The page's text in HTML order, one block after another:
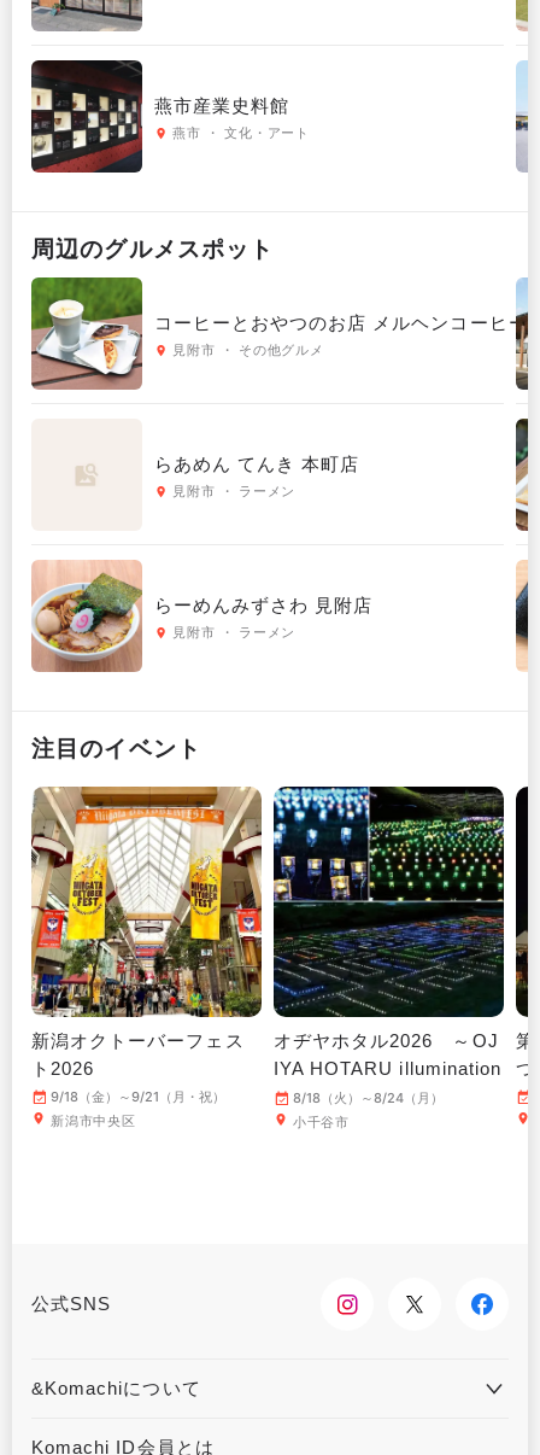
燕市産業史料館
燕市 ・ 文化・アート
周辺のグルメスポット
コーヒーとおやつのお店 メルヘンコーヒー
見附市 ・ その他グルメ
らあめん てんき 本町店
見附市 ・ ラーメン
らーめんみずさわ 見附店
見附市 ・ ラーメン
注目のイベント
新潟オクトーバーフェス
ト2026
9/18（金）～9/21（月・祝）
新潟市中央区
オヂヤホタル2026 ～OJ
IYA HOTARU illumination
～ 8/18（火）～8/24（月）
小千谷市
第
つ
公式SNS
&Komachiについて
&Komachiとは
Komachi ID会員とは